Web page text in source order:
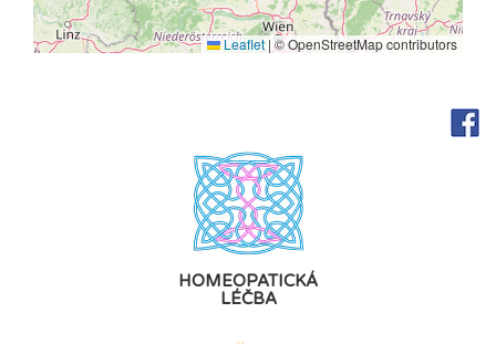
Leaflet |© OpenStreetMap contributors
HOMEOPATICKÁ
LÉČBA